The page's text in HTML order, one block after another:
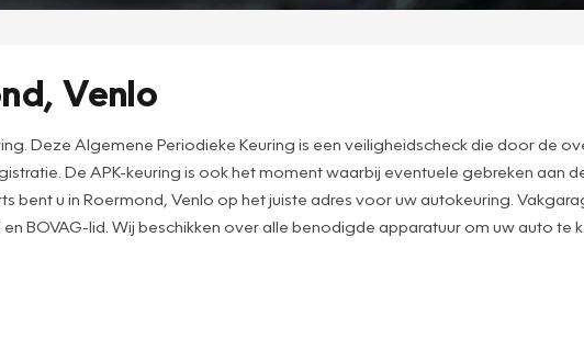
Venlo
Deze Algemene Periodieke Keuring is een veiligheidscheck die door de
De APK-keuring is ook het moment waarbij eventuele gebreken
bent u in Roermond, Venlo op het juiste adres voor uw autokeuring.
BOVAG-lid. Wij beschikken over alle benodigde apparatuur om uw auto te